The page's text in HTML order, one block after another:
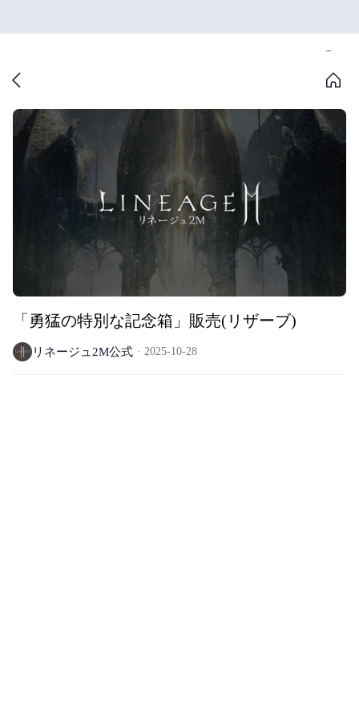
「勇猛の特別な記念箱」販売(リザーブ)
リネージュ2M公式 2025-10-28